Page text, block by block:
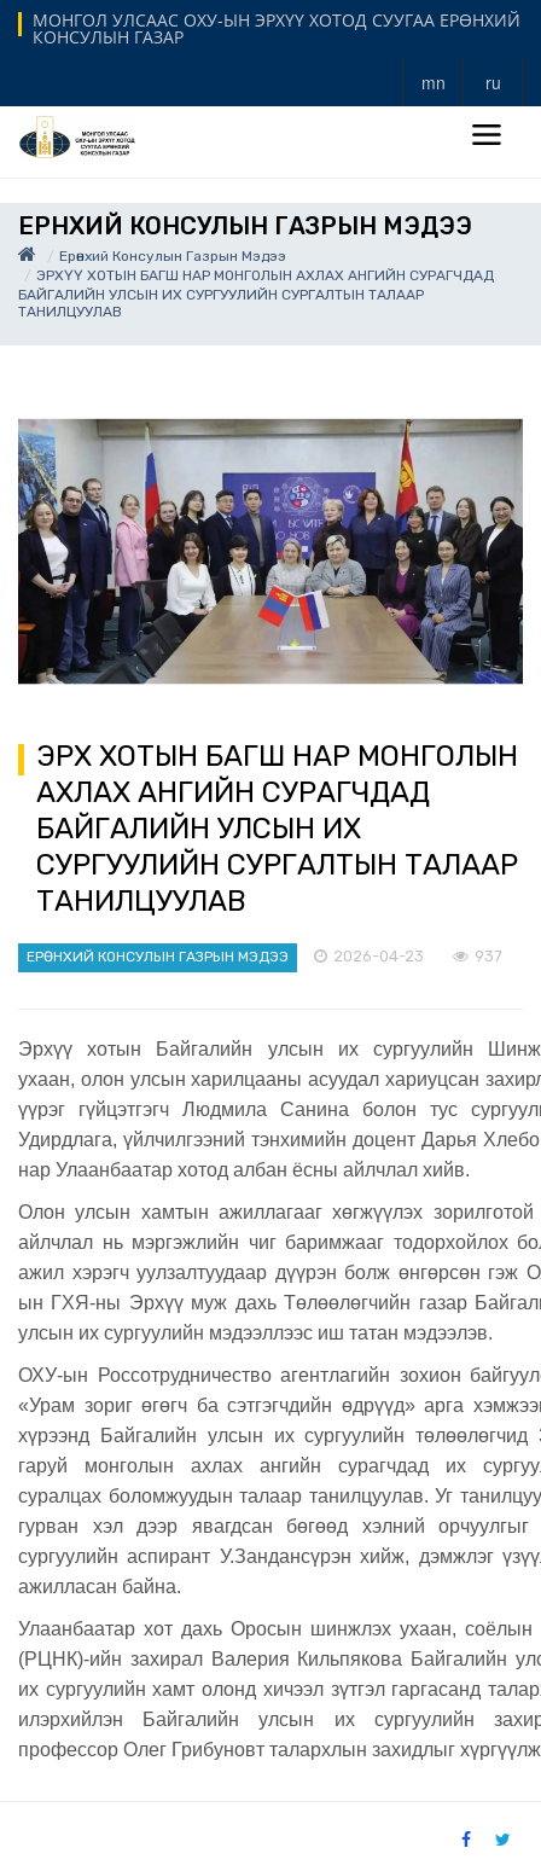
МОНГОЛ УЛСААС ОХУ-ЫН ЭРХҮҮ ХОТОД СУУГАА ЕРӨНХИЙ
КОНСУЛЫН ГАЗАР
mn ru
ЕРӨНХИЙ КОНСУЛЫН ГАЗРЫН МЭДЭЭ
Ерөнхий Консулын Газрын Мэдээ
ЭРХҮҮ ХОТЫН БАГШ НАР МОНГОЛЫН АХЛАХ АНГИЙН СУРАГЧДАД
БАЙГАЛИЙН УЛСЫН ИХ СУРГУУЛИЙН СУРГАЛТЫН ТАЛААР
ТАНИЛЦУУЛАВ
ЭРХҮҮ ХОТЫН БАГШ НАР МОНГОЛЫН
АХЛАХ АНГИЙН СУРАГЧДАД
БАЙГАЛИЙН УЛСЫН ИХ
СУРГУУЛИЙН СУРГАЛТЫН ТАЛААР
ТАНИЛЦУУЛАВ
ЕРӨНХИЙ КОНСУЛЫН ГАЗРЫН МЭДЭЭ 2026-04-23 937
Эрхүү хотын Байгалийн улсын их сургуулийн
ухаан, олон улсын харилцааны асуудал хариуцсан
үүрэг гүйцэтгэгч Людмила Санина болон тус
Удирдлага, үйлчилгээний тэнхимийн доцент Дарья
нар Улаанбаатар хотод албан ёсны айлчлал хийв.
Олон улсын хамтын ажиллагааг хөгжүүлэх зорилготой
айлчлал нь мэргэжлийн чиг баримжааг тодорхойлох
ажил хэрэгч уулзалтуудаар дүүрэн болж өнгөрсөн гэж
ын ГХЯ-ны Эрхүү муж дахь Төлөөлөгчийн газар
улсын их сургуулийн мэдээллээс иш татан мэдээлэв.
ОХУ-ын Россотрудничество агентлагийн зохион
«Урам зориг өгөгч ба сэтгэгчдийн өдрүүд» арга
хүрээнд Байгалийн улсын их сургуулийн төлөөлөгчид
гаруй монголын ахлах ангийн сурагчдад их
суралцах боломжуудын талаар танилцуулав. Уг
гурван хэл дээр явагдсан бөгөөд хэлний орчуулгыг
сургуулийн аспирант У.Зандансүрэн хийж, дэмжлэг
ажилласан байна.
Улаанбаатар хот дахь Оросын шинжлэх ухаан, соёлын
(РЦНК)-ийн захирал Валерия Кильпякова Байгалийн
их сургуулийн хамт олонд хичээл зүтгэл гаргасанд
илэрхийлэн Байгалийн улсын их сургуулийн
профессор Олег Грибуновт талархлын захидлыг